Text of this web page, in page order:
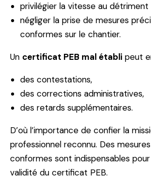
privilégier la vitesse au détriment
négliger la prise de mesures
conformes sur le chantier.
Un certificat PEB mal établi peut
des contestations,
des corrections administratives,
des retards supplémentaires.
D’où l’importance de confier la
professionnel reconnu. Des
conformes sont indispensables
validité du certificat PEB.